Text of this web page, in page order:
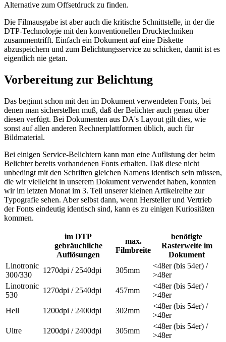
Alternative zum Offsetdruck zu finden.
Die Filmausgabe ist aber auch die kritische Schnittstelle, in der die
DTP-Technologie mit den konventionellen Drucktechniken
zusammentrifft. Einfach ein Dokument auf eine Diskette
abzuspeichern und zum Belichtungsservice zu schicken, damit ist es
eigentlich nie getan.
Vorbereitung zur Belichtung
Das beginnt schon mit den im Dokument verwendeten Fonts, bei
denen man sicherstellen muß, daß der Belichter auch genau über
diesen verfügt. Bei Dokumenten aus DA's Layout gilt dies, wie
sonst auf allen anderen Rechnerplattformen üblich, auch für
Bildmaterial.
Bei einigen Service-Belichtern kann man eine Auflistung der beim
Belichter bereits vorhandenen Fonts erhalten. Daß diese nicht
unbedingt mit den Schriften gleichen Namens identisch sein müssen,
die wir vielleicht in unserem Dokument verwendet haben, konnten
wir im letzten Monat im 3. Teil unserer kleinen Artikelreihe zur
Typografie sehen. Aber selbst dann, wenn Hersteller und Vertrieb
der Fonts eindeutig identisch sind, kann es zu einigen Kuriositäten
kommen.
im DTP
gebräuchliche
Auflösungen
max.
Filmbreite
benötigte
Rasterweite im
Dokument
Linotronic
300/330
1270dpi / 2540dpi 305mm
<48er (bis 54er) /
>48er
Linotronic
530
1270dpi / 2540dpi 457mm
<48er (bis 54er) /
>48er
Hell
1200dpi / 2400dpi 302mm
<48er (bis 54er) /
>48er
Ultre
1200dpi / 2400dpi 305mm
<48er (bis 54er) /
>48er